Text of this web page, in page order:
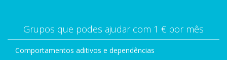
Grupos que podes ajudar com 1 € por mês
Comportamentos aditivos e dependências